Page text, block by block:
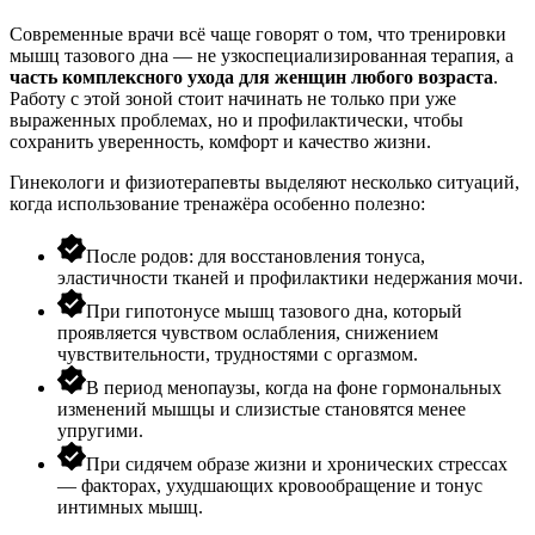
Современные врачи всё чаще говорят о том, что тренировки
мышц тазового дна — не узкоспециализированная терапия, а
часть комплексного ухода для женщин любого возраста.
Работу с этой зоной стоит начинать не только при уже
выраженных проблемах, но и профилактически, чтобы
сохранить уверенность, комфорт и качество жизни.
Гинекологи и физиотерапевты выделяют несколько ситуаций,
когда использование тренажёра особенно полезно:
После родов: для восстановления тонуса,
эластичности тканей и профилактики недержания мочи.
При гипотонусе мышц тазового дна, который
проявляется чувством ослабления, снижением
чувствительности, трудностями с оргазмом.
В период менопаузы, когда на фоне гормональных
изменений мышцы и слизистые становятся менее
упругими.
При сидячем образе жизни и хронических стрессах
— факторах, ухудшающих кровообращение и тонус
интимных мышц.